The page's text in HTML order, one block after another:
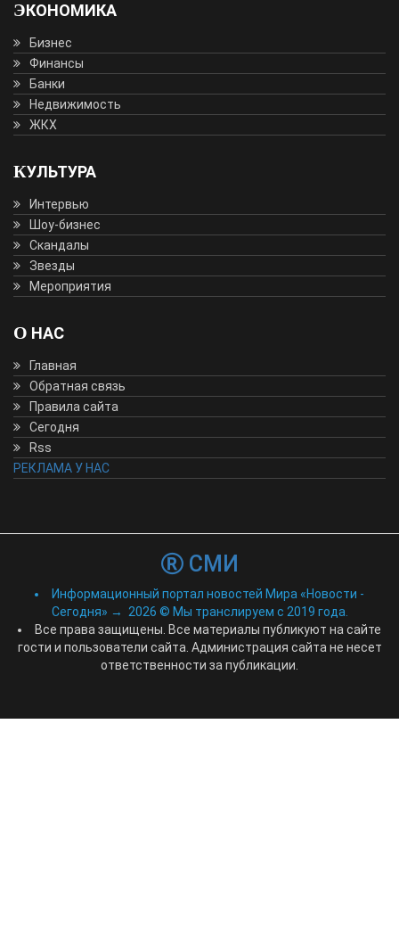
ЭКОНОМИКА
Бизнес
Финансы
Банки
Недвижимость
ЖКХ
КУЛЬТУРА
Интервью
Шоу-бизнес
Скандалы
Звезды
Мероприятия
О НАС
Главная
Обратная связь
Правила сайта
Сегодня
Rss
РЕКЛАМА У НАС
СМИ
Информационный портал новостей Мира «Новости -
Сегодня» → 2026 © Мы транслируем с 2019 года.
Все права защищены. Все материалы публикуют на сайте
гости и пользователи сайта. Администрация сайта не несет
ответственности за публикации.